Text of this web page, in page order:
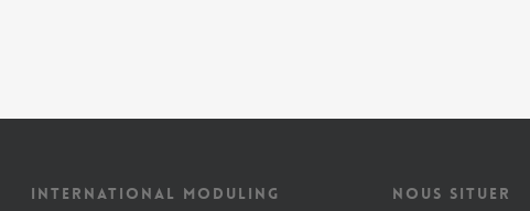
INTERNATIONAL MODULING NOUS SITUER